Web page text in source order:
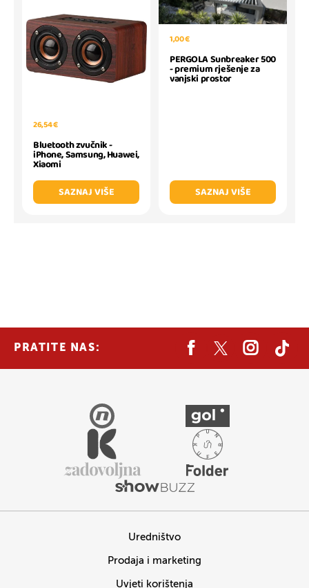
26,54 €
Bluetooth zvučnik -
iPhone, Samsung, Huawei,
Xiaomi
SAZNAJ VIŠE
1,00 €
PERGOLA Sunbreaker 500
- premium rješenje za
vanjski prostor
SAZNAJ VIŠE
PRATITE NAS:
Uredništvo
Prodaja i marketing
Uvjeti korištenja